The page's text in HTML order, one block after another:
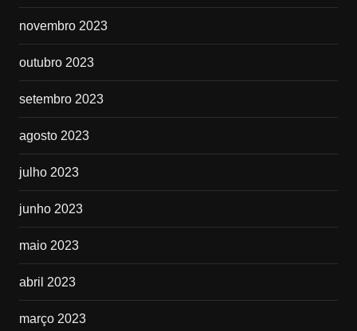
novembro 2023
outubro 2023
setembro 2023
agosto 2023
julho 2023
junho 2023
maio 2023
abril 2023
março 2023